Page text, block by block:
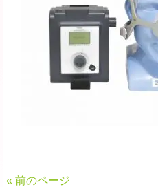
« 前のページ